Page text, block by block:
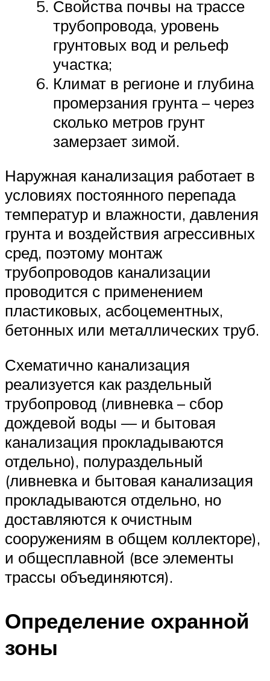
Свойства почвы на трассе
трубопровода, уровень
грунтовых вод и рельеф
участка;
Климат в регионе и глубина
промерзания грунта – через
сколько метров грунт
замерзает зимой.
Наружная канализация работает в
условиях постоянного перепада
температур и влажности, давления
грунта и воздействия агрессивных
сред, поэтому монтаж
трубопроводов канализации
проводится с применением
пластиковых, асбоцементных,
бетонных или металлических труб.
Схематично канализация
реализуется как раздельный
трубопровод (ливневка – сбор
дождевой воды — и бытовая
канализация прокладываются
отдельно), полураздельный
(ливневка и бытовая канализация
прокладываются отдельно, но
доставляются к очистным
сооружениям в общем коллекторе),
и общесплавной (все элементы
трассы объединяются).
Определение охранной
зоны